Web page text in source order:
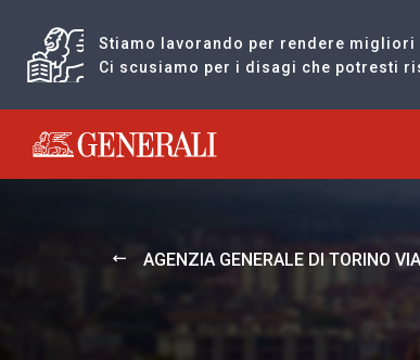
Stiamo lavorando per rendere
Ci scusiamo per i disagi che potresti
Generali logo
AGENZIA GENERALE DI TORINO